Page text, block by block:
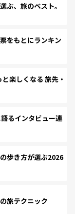
、旅のベスト。
をもとにランキン
楽しくなる 旅先・
るインタビュー連
歩き方が選ぶ2026
旅テクニック